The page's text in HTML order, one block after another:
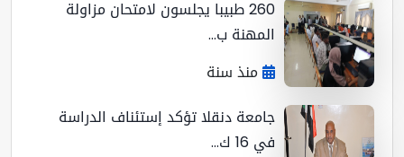
260 طبيبا يجلسون لامتحان مزاولة
المهنة ب...
منذ سنة
جامعة دنقلا تؤكد إستئناف الدراسة
في 16 ك...